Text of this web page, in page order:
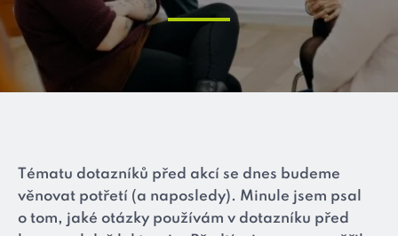
Tématu dotazníků před akcí se dnes budeme
věnovat potřetí (a naposledy). Minule jsem psal
o tom, jaké otázky používám v dotazníku před